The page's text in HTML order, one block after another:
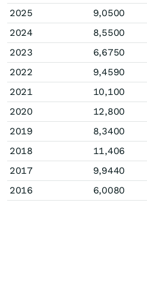
2025
9,0500
2024
8,5500
2023
6,6750
2022
9,4590
2021
10,100
2020
12,800
2019
8,3400
2018
11,406
2017
9,9440
2016
6,0080